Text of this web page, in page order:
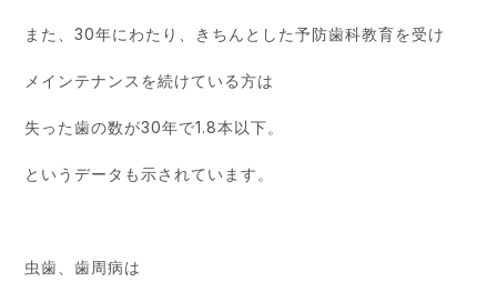
また、30年にわたり、きちんとした予防歯科教育を受け
メインテナンスを続けている方は
失った歯の数が30年で1.8本以下。
というデータも示されています。
虫歯、歯周病は